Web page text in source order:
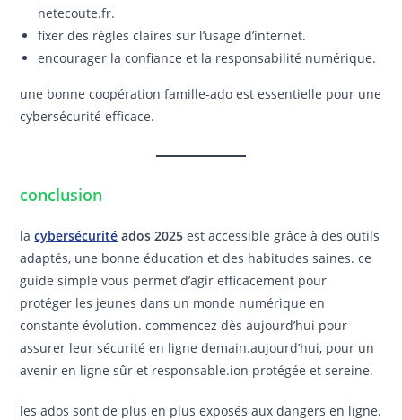
netecoute.fr.
fixer des règles claires sur l’usage d’internet.
encourager la confiance et la responsabilité numérique.
une bonne coopération famille-ado est essentielle pour une
cybersécurité efficace.
conclusion
la cybersécurité ados 2025 est accessible grâce à des outils
adaptés, une bonne éducation et des habitudes saines. ce
guide simple vous permet d’agir efficacement pour
protéger les jeunes dans un monde numérique en
constante évolution. commencez dès aujourd’hui pour
assurer leur sécurité en ligne demain.aujourd’hui, pour un
avenir en ligne sûr et responsable.ion protégée et sereine.
les ados sont de plus en plus exposés aux dangers en ligne.